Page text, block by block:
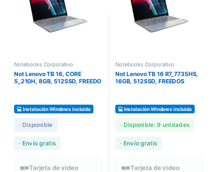
Notebooks Corporativo
Not Lenovo TB 16, CORE
5_210H, 8GB, 512SSD, FREEDO
💻 Instalación Windows incluida
· Disponible
· Envío gratis
Tarjeta de video
Notebooks Corporativo
Not Lenovo TB 16 R7_7735HS,
16GB, 512SSD, FREEDOS
💻 Instalación Windows incluida
· Disponible: 9 unidades
· Envío gratis
Tarjeta de video